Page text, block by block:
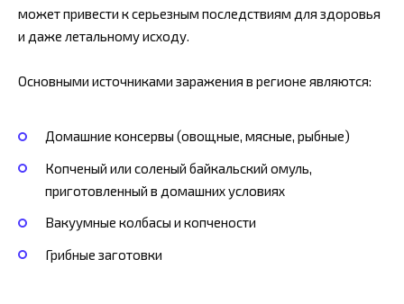
может привести к серьезным последствиям для здоровья
и даже летальному исходу.
Основными источниками заражения в регионе являются:
Домашние консервы (овощные, мясные, рыбные)
Копченый или соленый байкальский омуль,
приготовленный в домашних условиях
Вакуумные колбасы и копчености
Грибные заготовки